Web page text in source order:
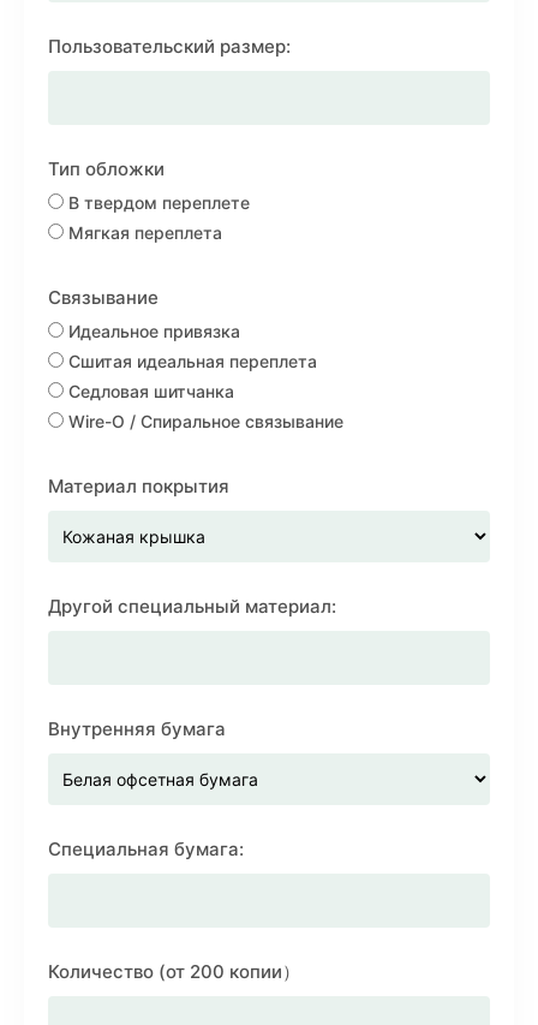
Пользовательский размер:
Тип обложки
В твердом переплете
Мягкая переплета
Связывание
Идеальное привязка
Сшитая идеальная переплета
Седловая шитчанка
Wire-O / Спиральное связывание
Материал покрытия
Другой специальный материал:
Внутренняя бумага
Специальная бумага:
Количество (от 200 копии）